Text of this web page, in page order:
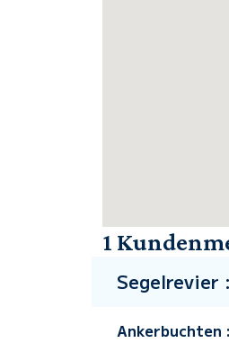
1
Segelrevier :
Ankerbuchten :